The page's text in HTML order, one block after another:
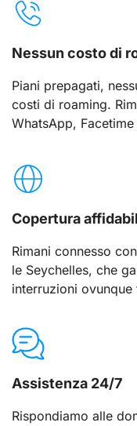
Nessun costo di
Piani prepagati,
costi di roaming.
WhatsApp,
Copertura
Rimani connesso
le Seychelles, che
interruzioni ovunque
Assistenza 24/7
Rispondiamo alle